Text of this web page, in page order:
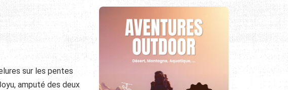
sur les pentes
amputé des deux